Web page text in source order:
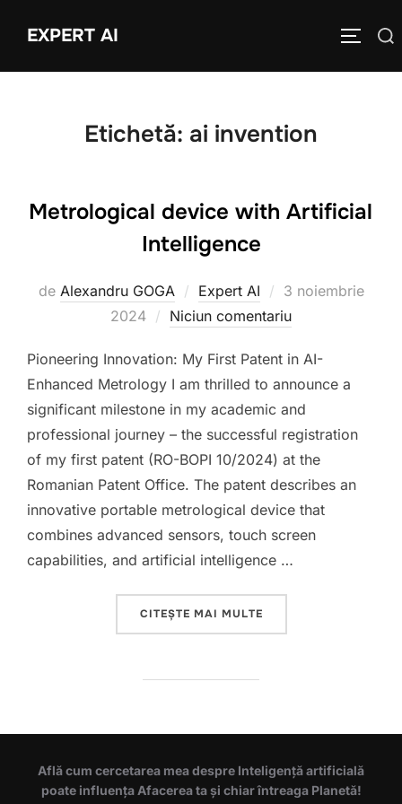
EXPERT AI
Caută
Etichetă: ai invention
Metrological device with Artificial
Intelligence
de Alexandru GOGA Expert AI
Publicat
pe
3 noiembrie
2024
Niciun comentariu
Pioneering Innovation: My First Patent in AI-
Enhanced Metrology I am thrilled to announce a
significant milestone in my academic and
professional journey – the successful registration
of my first patent (RO-BOPI 10/2024) at the
Romanian Patent Office. The patent describes an
innovative portable metrological device that
combines advanced sensors, touch screen
capabilities, and artificial intelligence …
CITEȘTE MAI MULTE„METROLOGICAL
Află cum cercetarea mea despre Inteligență artificială
poate influența Afacerea ta și chiar întreaga Planetă!